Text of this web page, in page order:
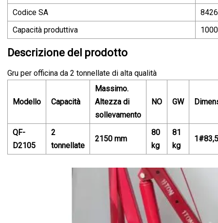
Codice SA
Capacità produttiva
Descrizione del prodotto
Gru per officina da 2 tonnellate di alta qualità
Modello Capacità
Massimo.
Altezza di
sollevamento
NO GW
QF-
D2105
2
tonnellate
2150 mm
80
kg
81
kg